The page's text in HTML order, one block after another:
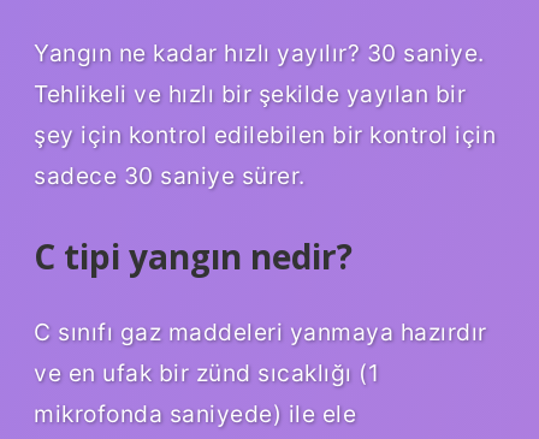
Yangın ne kadar hızlı yayılır? 30 saniye.
Tehlikeli ve hızlı bir şekilde yayılan bir
şey için kontrol edilebilen bir kontrol için
sadece 30 saniye sürer.
C tipi yangın nedir?
C sınıfı gaz maddeleri yanmaya hazırdır
ve en ufak bir zünd sıcaklığı (1
mikrofonda saniyede) ile ele